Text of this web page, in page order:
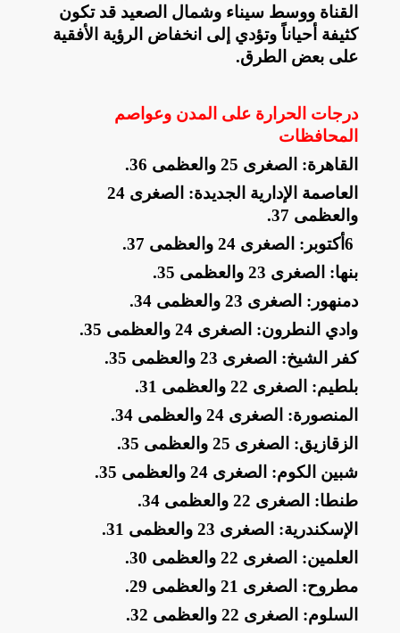
القناة ووسط سيناء وشمال الصعيد قد تكون
كثيفة أحياناً وتؤدي إلى انخفاض الرؤية الأفقية
على بعض الطرق.
درجات الحرارة على المدن وعواصم
المحافظات
​القاهرة: الصغرى 25 والعظمى 36
.
​العاصمة الإدارية الجديدة: الصغرى 24
والعظمى 37
.
​6أكتوبر: الصغرى 24 والعظمى 37
.
​بنها: الصغرى 23 والعظمى 35
.
​دمنهور: الصغرى 23 والعظمى 34
.
​وادي النطرون: الصغرى 24 والعظمى 35
.
​كفر الشيخ: الصغرى 23 والعظمى 35
.
​بلطيم: الصغرى 22 والعظمى 31
.
​المنصورة: الصغرى 24 والعظمى 34
.
​الزقازيق: الصغرى 25 والعظمى 35
.
​شبين الكوم: الصغرى 24 والعظمى 35
.
​طنطا: الصغرى 22 والعظمى 34
.
​الإسكندرية: الصغرى 23 والعظمى 31
.
​العلمين: الصغرى 22 والعظمى 30
.
​مطروح: الصغرى 21 والعظمى 29
.
​السلوم: الصغرى 22 والعظمى 32
.